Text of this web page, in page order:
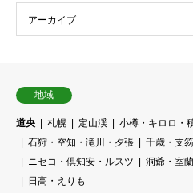
地域
道央 札幌 定山渓
小樽・キロロ・
石狩・空知・滝川・夕張
千歳・支
ニセコ・倶知安・ルスツ
洞爺・室
日高・えりも